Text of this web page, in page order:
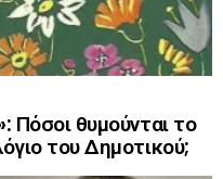
Πόσοι θυμούνται το
του Δημοτικού;